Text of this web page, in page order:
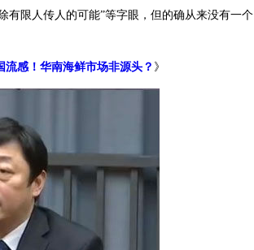
有限人传人的可能”等字眼，但的确从来没有一个
感！华南海鲜市场非源头？ 》